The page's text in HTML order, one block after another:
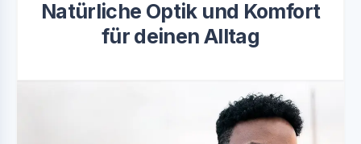
Natürliche Optik und Komfort
für deinen Alltag